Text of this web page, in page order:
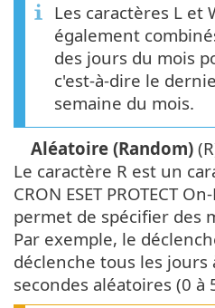
Les caractères L et
également
des jours du mois
c'est-à-dire le
semaine du mois.
Aléatoire (Random)
Le caractère R est un
CRON ESET PROTECT
permet de spécifier des
Par exemple, le
déclenche tous les jours
secondes aléatoires (0 à